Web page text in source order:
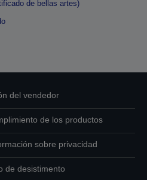
de bellas artes)
del vendedor
de los productos
sobre privacidad
de desistimento